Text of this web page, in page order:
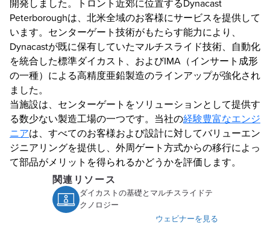
開発しました。トロント近郊に位置するDynacast
Peterboroughは、北米全域のお客様にサービスを提供して
います。センターゲート技術がもたらす能力により、
Dynacastが既に保有していたマルチスライド技術、自動化
を統合した標準ダイカスト、およびIMA（インサート成形
の一種）による高精度亜鉛製造のラインアップが強化され
ました。
当施設は、センターゲートをソリューションとして提供す
る数少ない製造工場の一つです。当社の経験豊富なエンジ
ニアは、すべてのお客様および設計に対してバリューエン
ジニアリングを提供し、外周ゲート方式からの移行によっ
て部品がメリットを得られるかどうかを評価します。
関連リソース
ダイカストの基礎とマルチスライドテ
クノロジー
ウェビナーを見る